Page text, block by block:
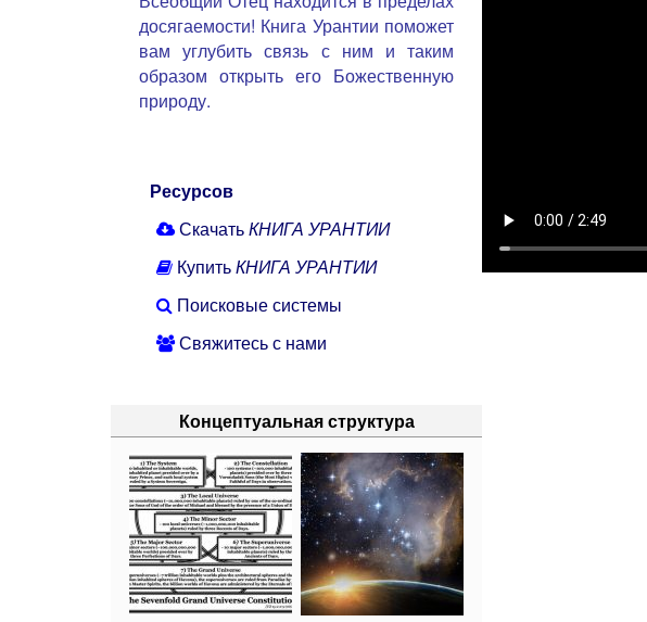
досягаемости! Книга Урантии поможет
вам углубить связь с ним и таким
образом открыть его Божественную
природу.
Ресурсов
СкачатьКНИГА УРАНТИИ
КупитьКНИГА УРАНТИИ
Поисковые системы
Свяжитесь с нами
Концептуальная структура